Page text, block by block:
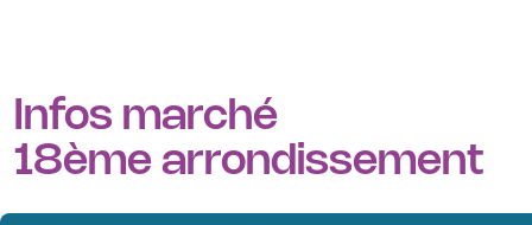
Infos marché
18ème arrondissement